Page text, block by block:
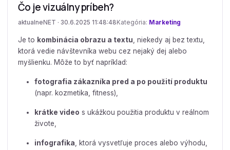
Čo je vizuálny príbeh?
aktualneNET · 30.6.2025 11:48:48 Kategória: Marketing
Je to kombinácia obrazu a textu , niekedy aj bez textu,
ktorá vedie návštevníka webu cez nejaký dej alebo
myšlienku. Môže to byť napríklad:
fotografia zákazníka pred a po použití produktu
(napr. kozmetika, fitness),
krátke video s ukážkou použitia produktu v reálnom
živote,
infografika , ktorá vysvetľuje proces alebo výhodu,